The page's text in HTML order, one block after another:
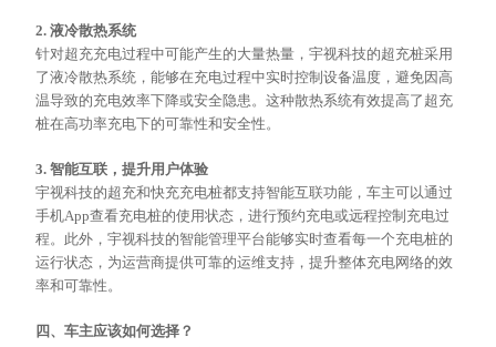
2. 液冷散热系统
针对超充充电过程中可能产生的大量热量，宇视科技的超充桩采用
了液冷散热系统，能够在充电过程中实时控制设备温度，避免因高
温导致的充电效率下降或安全隐患。这种散热系统有效提高了超充
桩在高功率充电下的可靠性和安全性。
3. 智能互联，提升用户体验
宇视科技的超充和快充充电桩都支持智能互联功能，车主可以通过
手机App查看充电桩的使用状态，进行预约充电或远程控制充电过
程。此外，宇视科技的智能管理平台能够实时查看每一个充电桩的
运行状态，为运营商提供可靠的运维支持，提升整体充电网络的效
率和可靠性。
四、车主应该如何选择？